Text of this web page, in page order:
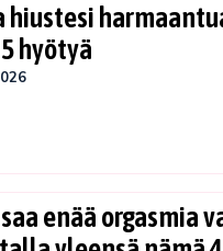
hiustesi
hyötyä
enää orgasmia